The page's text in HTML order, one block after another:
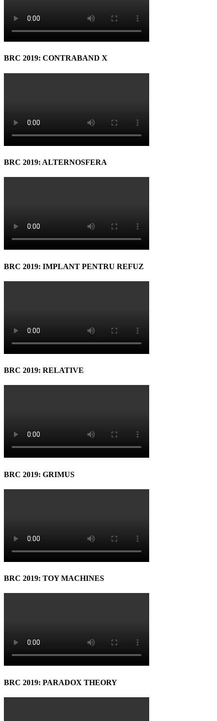
BRC 2019: CONTRABAND X
BRC 2019: ALTERNOSFERA
BRC 2019: IMPLANT PENTRU REFUZ
BRC 2019: RELATIVE
BRC 2019: GRIMUS
BRC 2019: TOY MACHINES
BRC 2019: PARADOX THEORY